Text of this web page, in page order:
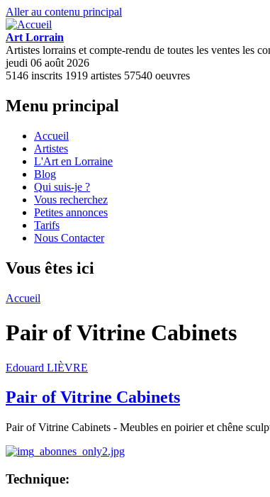
Aller au contenu principal
Art Lorrain
Artistes lorrains et compte-rendu de toutes les ventes les
jeudi 06 août 2026
5146 inscrits 1919 artistes 57540 oeuvres
Menu principal
Accueil
Artistes
L'Art en Lorraine
Blog
Qui suis-je ?
Vous recherchez
Petites annonces
Tarifs
Nous Contacter
Vous êtes ici
Accueil
Pair of Vitrine Cabinets
Edouard LIÈVRE
Pair of Vitrine Cabinets
Pair of Vitrine Cabinets - Meubles en poirier et chêne
Technique: